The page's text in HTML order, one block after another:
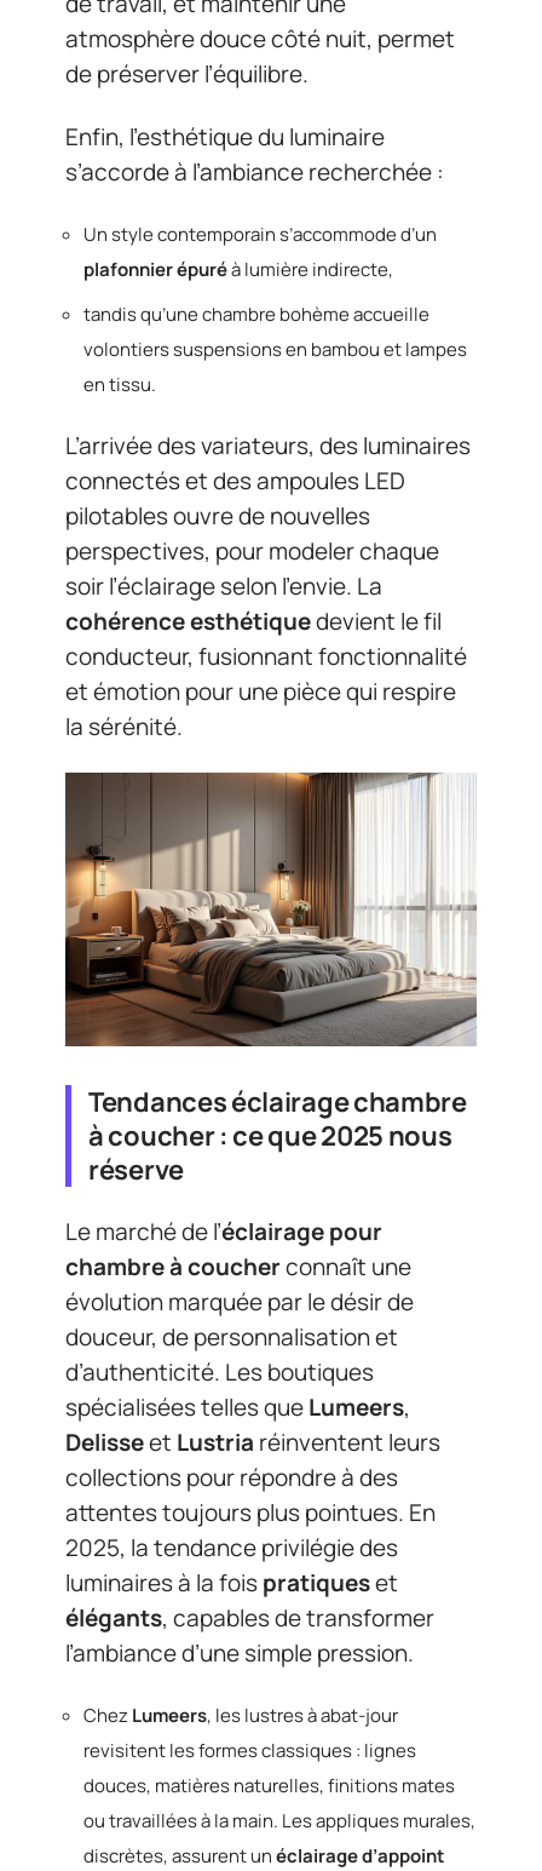
atmosphère douce côté nuit, permet
de préserver l’équilibre.
Enfin, l’esthétique du luminaire
s’accorde à l’ambiance recherchée :
Un style contemporain s’accommode d’un
plafonnier épuréà lumière indirecte,
tandis qu’une chambre bohème accueille
volontiers suspensions en bambou et lampes
en tissu.
L’arrivée des variateurs, des luminaires
connectés et des ampoules LED
pilotables ouvre de nouvelles
perspectives, pour modeler chaque
soir l’éclairage selon l’envie. La
cohérence esthétiquedevient le fil
conducteur, fusionnant fonctionnalité
et émotion pour une pièce qui respire
la sérénité.
Tendances éclairage chambre
à coucher : ce que 2025 nous
réserve
Le marché de l’éclairage pour
chambre à coucherconnaît une
évolution marquée par le désir de
douceur, de personnalisation et
d’authenticité. Les boutiques
spécialisées telles queLumeers,
Delisseet Lustria réinventent leurs
collections pour répondre à des
attentes toujours plus pointues. En
2025, la tendance privilégie des
luminaires à la foispratiqueset
élégants, capables de transformer
l’ambiance d’une simple pression.
ChezLumeers, les lustres à abat-jour
revisitent les formes classiques : lignes
douces, matières naturelles, finitions mates
ou travaillées à la main. Les appliques murales,
discrètes, assurent unéclairage d’appoint